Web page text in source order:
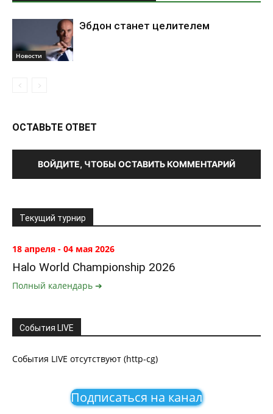
Новости
Эбдон станет целителем
ОСТАВЬТЕ ОТВЕТ
ВОЙДИТЕ, ЧТОБЫ ОСТАВИТЬ КОММЕНТАРИЙ
Текущий турнир
18 апреля - 04 мая 2026
Halo World Championship 2026
Полный календарь ➔
События LIVE
События LIVE отсутствуют (http-cg)
Подписаться на канал